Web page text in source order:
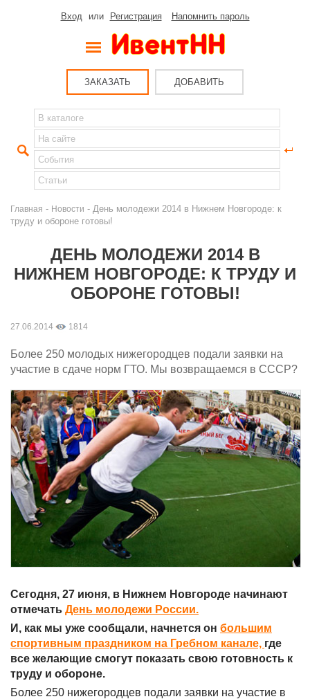
Вход или Регистрация Напомнить пароль
ЗАКАЗАТЬ ДОБАВИТЬ
Главная - Новости - День молодежи 2014 в Нижнем Новгороде: к
труду и обороне готовы!
ДЕНЬ МОЛОДЕЖИ 2014 В
НИЖНЕМ НОВГОРОДЕ: К ТРУДУ И
ОБОРОНЕ ГОТОВЫ!
27.06.2014 1814
Более 250 молодых нижегородцев подали заявки на
участие в сдаче норм ГТО. Мы возвращаемся в СССР?
Сегодня, 27 июня, в Нижнем Новгороде начинают
отмечать День молодежи России.
И, как мы уже сообщали, начнется он большим
спортивным праздником на Гребном канале, где
все желающие смогут показать свою готовность к
труду и обороне.
Более 250 нижегородцев подали заявки на участие в